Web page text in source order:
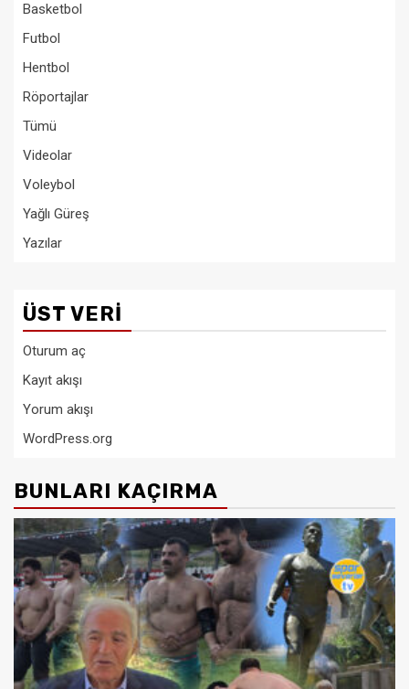
Basketbol
Futbol
Hentbol
Röportajlar
Tümü
Videolar
Voleybol
Yağlı Güreş
Yazılar
ÜST VERI
Oturum aç
Kayıt akışı
Yorum akışı
WordPress.org
BUNLARI KAÇIRMA